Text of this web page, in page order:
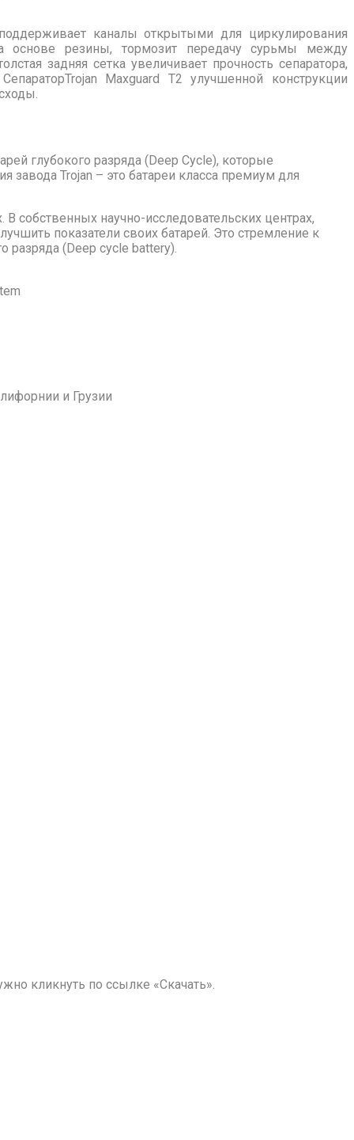
каналы открытыми для циркулирования
основе резины, тормозит передачу сурьмы между
задняя сетка увеличивает прочность сепаратора,
Maxguard T2 улучшенной конструкции
глубокого разряда (Deep Cycle), которые
Trojan – это батареи класса премиум для
собственных научно-исследовательских центрах,
показатели своих батарей. Это стремление к
разряда (Deep cycle battery).
и Грузии
кликнуть по ссылке «Скачать».